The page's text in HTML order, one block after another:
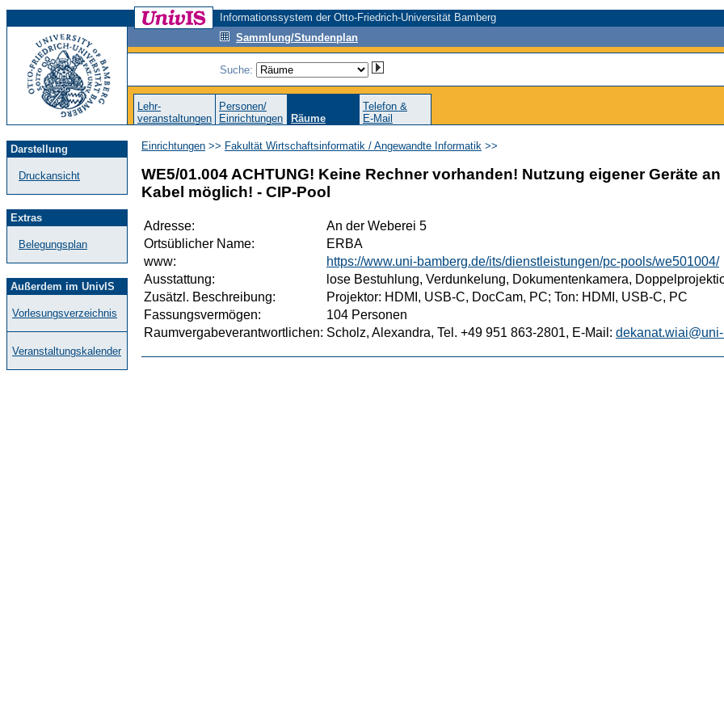
Informationssystem der Otto-Friedrich-Universität Bamberg
Sammlung/Stundenplan
Suche:
Lehr-
veranstaltungen
Personen/
Einrichtungen
Räume
Telefon &
E-Mail
Darstellung
Druckansicht
Extras
Belegungsplan
Außerdem im UnivIS
Vorlesungsverzeichnis
Veranstaltungskalender
Einrichtungen >> Fakultät Wirtschaftsinformatik / Angewandte Informatik >>
WE5/01.004 ACHTUNG! Keine Rechner vorhanden! Nutzung eigener Geräte
Kabel möglich! - CIP-Pool
Adresse:
An der Weberei 5
Ortsüblicher Name:
ERBA
www:
https://www.uni-bamberg.de/its/dienstleistungen/pc-pools/we501004/
Ausstattung:
lose Bestuhlung, Verdunkelung, Dokumentenkamera,
Zusätzl. Beschreibung:
Projektor: HDMI, USB-C, DocCam, PC; Ton: HDMI, USB-C, PC
Fassungsvermögen:
104 Personen
Raumvergabeverantwortlichen: Scholz, Alexandra, Tel. +49 951 863-2801, E-Mail: